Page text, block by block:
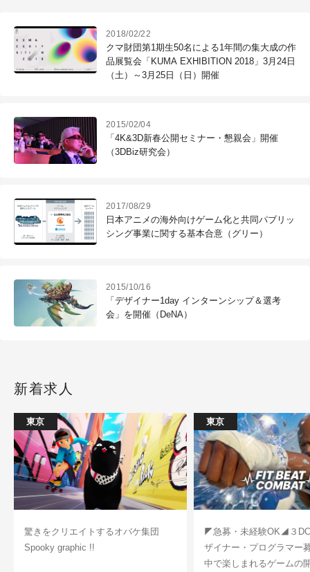
2018/02/22
クマ財団第1期生50名による1年間の集大成の作
品展覧会「KUMA EXHIBITION 2018」3月24日
（土）～3月25日（日）開催
2015/02/04
「4K&3D新春公開セミナー・懇親会」開催
（3DBiz研究会）
2017/08/29
日本アニメの海外向けゲーム化と共同パブリッ
シング事業に関する基本合意（グリー）
2015/10/16
「デザイナー1day インターンシップ＆選考
会」を開催（DeNA）
新着求人
東京
驚きをクリエイトするオバケ集団
Spooky graphic !!
東京
◤急募・未経験OK◢３
ザイナー・プログラマー
中で楽しまれるゲームの